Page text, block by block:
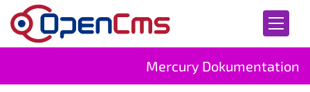
Zum Inhalt springen
Mercury Dokumentation